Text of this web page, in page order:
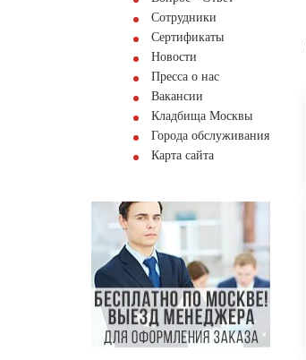
Сотрудники
Сертификаты
Новости
Пресса о нас
Вакансии
Кладбища Москвы
Города обслуживания
Карта сайта